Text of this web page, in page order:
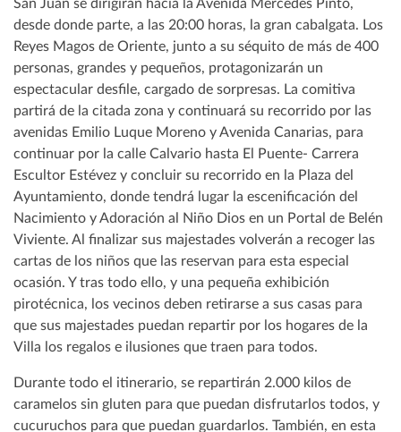
San Juan se dirigirán hacia la Avenida Mercedes Pinto,
desde donde parte, a las 20:00 horas, la gran cabalgata. Los
Reyes Magos de Oriente, junto a su séquito de más de 400
personas, grandes y pequeños, protagonizarán un
espectacular desfile, cargado de sorpresas. La comitiva
partirá de la citada zona y continuará su recorrido por las
avenidas Emilio Luque Moreno y Avenida Canarias, para
continuar por la calle Calvario hasta El Puente- Carrera
Escultor Estévez y concluir su recorrido en la Plaza del
Ayuntamiento, donde tendrá lugar la escenificación del
Nacimiento y Adoración al Niño Dios en un Portal de Belén
Viviente. Al finalizar sus majestades volverán a recoger las
cartas de los niños que las reservan para esta especial
ocasión. Y tras todo ello, y una pequeña exhibición
pirotécnica, los vecinos deben retirarse a sus casas para
que sus majestades puedan repartir por los hogares de la
Villa los regalos e ilusiones que traen para todos.
Durante todo el itinerario, se repartirán 2.000 kilos de
caramelos sin gluten para que puedan disfrutarlos todos, y
cucuruchos para que puedan guardarlos. También, en esta